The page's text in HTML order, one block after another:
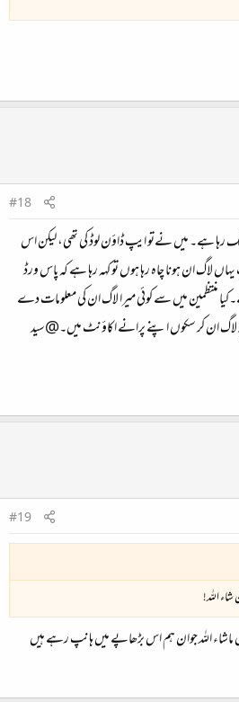
#18
رہا ہے۔ میں نےتو ایپ ڈاؤن لوڈ کی تھی، لیکن اس
لاگ ان ہونا چاہ رہا ہوں تو کہہ رہا ہے کہ پاس ورڈ
منتظمین میں سے کوئی میرا لاگ ان کی معلومات دے
لاگ ان کر سکوں اپنے پرانے اکاؤنٹ میں۔@سید
#19
اللہ!
اللہ جوان ہم اس بڑھاپے میں ہانپ رہے ہیں